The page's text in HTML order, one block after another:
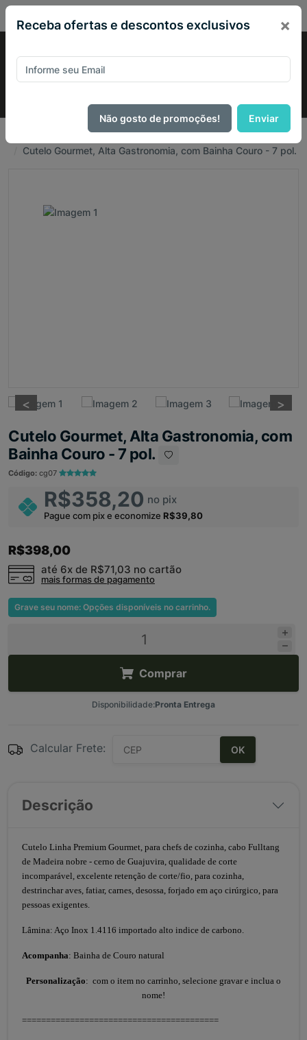
Facas Cozinha
Cutelo Gourmet, Alta Gastronomia, com Bainha Couro - 7 pol.
< >
< >
Cutelo Gourmet, Alta Gastronomia, com
Bainha Couro - 7 pol.
Código: cg07
R$358,20 no pix
Pague com pix e economize R$39,80
R$398,00
até 6x de R$71,03 no cartão
mais formas de pagamento
Grave seu nome: Opções disponíveis no carrinho.
Comprar
Disponibilidade:Pronta Entrega
Calcular Frete: OK
Descrição
Cutelo Linha Premium Gourmet, para chefs de cozinha, cabo Fulltang
de Madeira nobre - cerno de Guajuvira, qualidade de corte
incomparável, excelente retenção de corte/fio, para cozinha,
destrinchar aves, fatiar, carnes, desossa, forjado em aço cirúrgico, para
pessoas exigentes.
Lâmina: Aço Inox 1.4116 importado alto indice de carbono.
Acompanha: Bainha de Couro natural
Personalização: com o item no carrinho, selecione gravar e inclua o
nome!
=========================================
Receba ofertas e descontos exclusivos ×
Não gosto de promoções! Enviar